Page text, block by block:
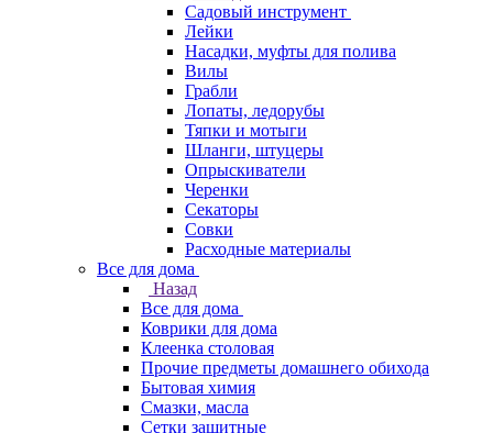
Садовый инструмент
Лейки
Насадки, муфты для полива
Вилы
Грабли
Лопаты, ледорубы
Тяпки и мотыги
Шланги, штуцеры
Опрыскиватели
Черенки
Секаторы
Совки
Расходные материалы
Все для дома
Назад
Все для дома
Коврики для дома
Клеенка столовая
Прочие предметы домашнего обихода
Бытовая химия
Смазки, масла
Сетки защитные